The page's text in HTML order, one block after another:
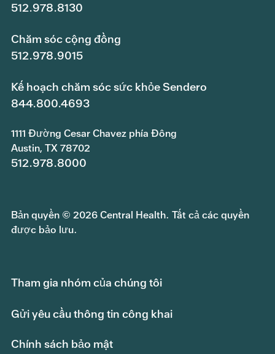
512.978.8130
Chăm sóc cộng đồng
512.978.9015
Kế hoạch chăm sóc sức khỏe Sendero
844.800.4693
1111 Đường Cesar Chavez phía Đông
Austin, TX 78702
512.978.8000
Bản quyền © 2026 Central Health. Tất cả các quyền
được bảo lưu.
Tham gia nhóm của chúng tôi
Gửi yêu cầu thông tin công khai
Chính sách bảo mật